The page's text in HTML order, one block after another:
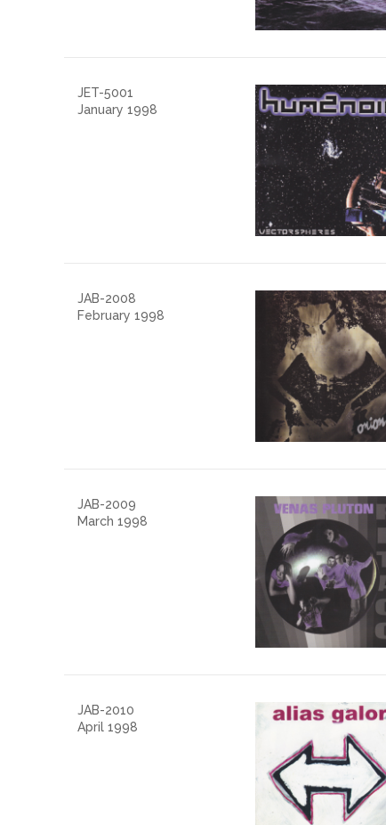
JET-5001
January 1998
JAB-2008
February 1998
JAB-2009
March 1998
JAB-2010
April 1998